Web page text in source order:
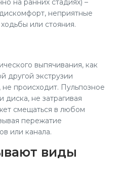
неприятные
или стояния.
выпячивания, как
другой экструзии
происходит. Пульпозное
диска, не затрагивая
смещаться в любом
пережатие
или канала.
виды